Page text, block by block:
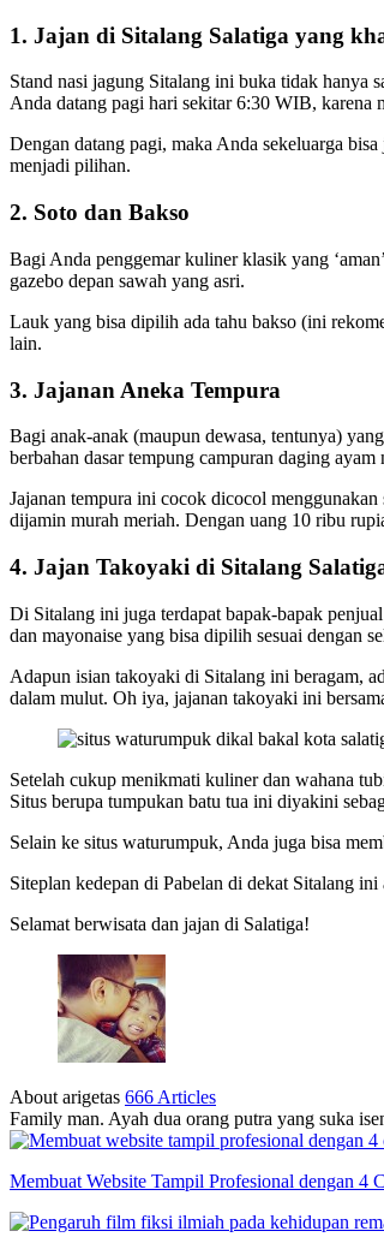
1. Jajan di Sitalang Salatiga yang
Stand nasi jagung Sitalang ini buka tidak hanya
Anda datang pagi hari sekitar 6:30 WIB, karena
Dengan datang pagi, maka Anda sekeluarga
menjadi pilihan.
2. Soto dan Bakso
Bagi Anda penggemar kuliner klasik yang
gazebo depan sawah yang asri.
Lauk yang bisa dipilih ada tahu bakso (ini
lain.
3. Jajanan Aneka Tempura
Bagi anak-anak (maupun dewasa, tentunya)
berbahan dasar tempung campuran daging
Jajanan tempura ini cocok dicocol
dijamin murah meriah. Dengan uang 10 ribu
4. Jajan Takoyaki di Sitalang
Di Sitalang ini juga terdapat bapak-bapak
dan mayonaise yang bisa dipilih sesuai dengan
Adapun isian takoyaki di Sitalang ini beragam,
dalam mulut. Oh iya, jajanan takoyaki ini
Setelah cukup menikmati kuliner dan wahana
Situs berupa tumpukan batu tua ini diyakini
Selain ke situs waturumpuk, Anda juga bisa
Siteplan kedepan di Pabelan di dekat Sitalang
Selamat berwisata dan jajan di Salatiga!
About arigetas 666 Articles
Family man. Ayah dua orang putra yang suka
Membuat Website Tampil Profesional dengan 4